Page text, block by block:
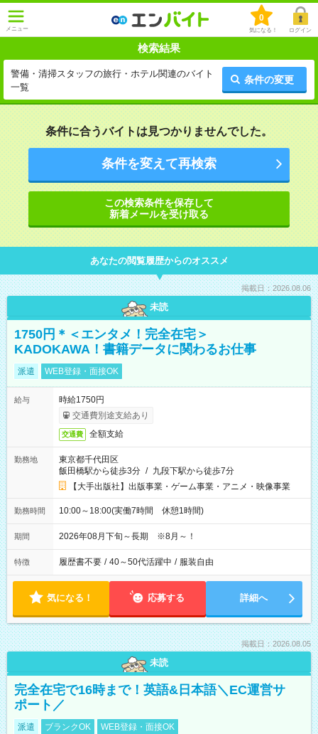
メニュー
0
気になる！ ログイン
検索結果
警備・清掃スタッフの旅行・ホテル関連のバイト
一覧
条件の変更
条件に合うバイトは見つかりませんでした。
条件を変えて再検索
この検索条件を保存して
新着メールを受け取る
あなたの閲覧履歴からのオススメ
掲載日：2026.08.06
未読
1750円＊＜エンタメ！完全在宅＞
KADOKAWA！書籍データに関わるお仕事
派遣 WEB登録・面接OK
給与
時給1750円
交通費別途支給あり
交通費 全額支給
勤務地
東京都千代田区
飯田橋駅から徒歩3分 / 九段下駅から徒歩7分
【大手出版社】出版事業・ゲーム事業・アニメ・映像事業
勤務時間 10:00～18:00(実働7時間 休憩1時間)
期間 2026年08月下旬～長期 ※8月～！
特徴 履歴書不要 / 40～50代活躍中 / 服装自由
気になる！ 応募する 詳細へ
掲載日：2026.08.05
未読
完全在宅で16時まで！英語&日本語＼EC運営サ
ポート／
派遣 ブランクOK WEB登録・面接OK